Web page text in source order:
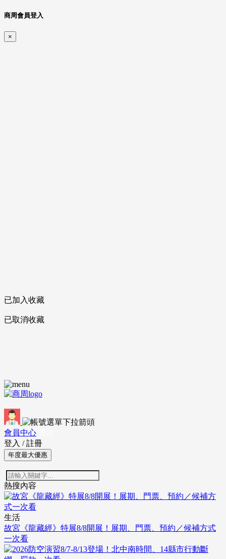
商周會員登入
×
已加入收藏
已取消收藏
會員中心
登入 / 註冊
年度最大優惠
熱搜內容
生活
故宮《龍藏經》特展8/8開展！展期、門票、預約／候補方式
一次看